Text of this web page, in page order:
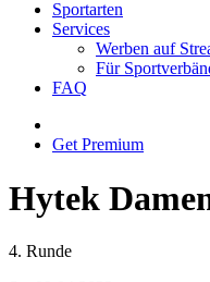
Sportarten
Services
Werben auf
Für
FAQ
Get Premium
Hytek
4. Runde